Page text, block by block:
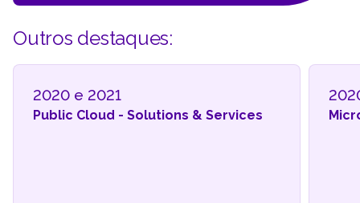
Outros destaques:
2020 e 2021
Public Cloud - Solutions & Services